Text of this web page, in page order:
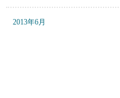
2013年6月